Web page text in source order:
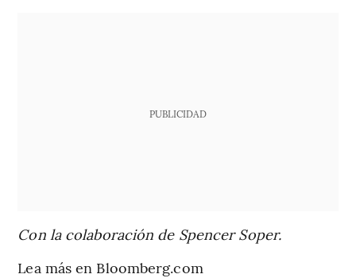
PUBLICIDAD
Con la colaboración de Spencer Soper.
Lea más en Bloomberg.com